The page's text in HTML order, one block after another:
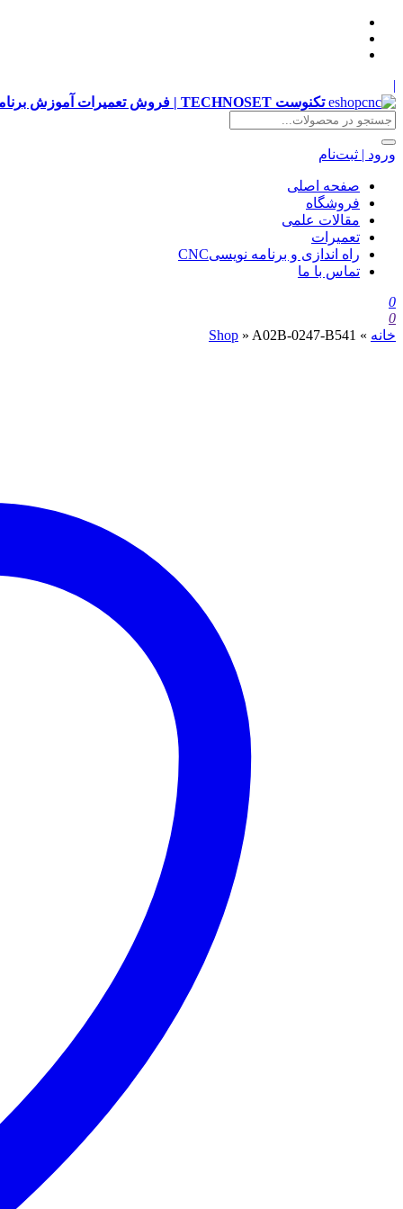
|
تکنوست TECHNOSET | فروش تعمیرات آموزش برنامه نویسی cnc زیمنس فانوک هایدن siemens ,fanuc, heidenhain ,hust, gsk
ورود | ثبت‌نام
صفحه اصلی
فروشگاه
مقالات علمی
تعمیرات
راه اندازی و برنامه نویسیCNC
تماس با ما
0
0
خانه »
Shop » A02B-0247-B541